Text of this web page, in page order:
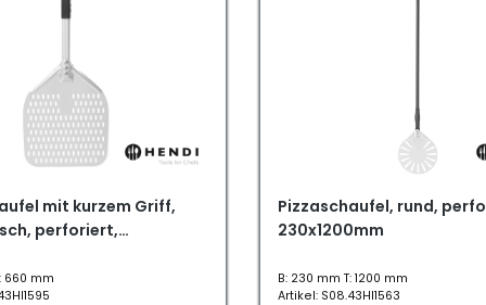
mit kurzem Griff,
perforiert,
660 mm
Pizzaschaufel, rund,
230x1200mm
B: 230 mm T: 1200 mm
Artikel: S08.43HI1563